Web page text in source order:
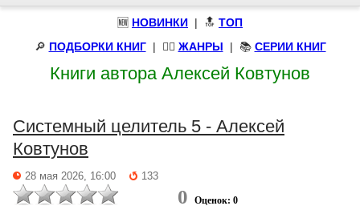
🆕 НОВИНКИ | 🔝 ТОП
🔎 ПОДБОРКИ КНИГ| 🧝‍♀️ ЖАНРЫ | 📚 СЕРИИ КНИГ
Книги автора Алексей Ковтунов
Системный целитель 5 - Алексей
Ковтунов
28 мая 2026, 16:00 133
0 Оценок: 0